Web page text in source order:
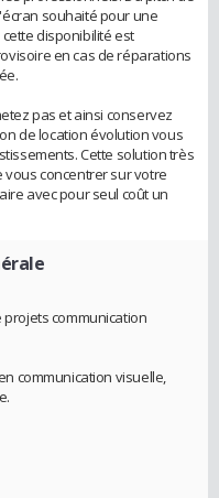
souhaité pour une
disponibilité est
en cas de réparations
pas et ainsi conservez
de location évolution vous
Cette solution très
concentrer sur votre
avec pour seul coût un
projets communication
communication visuelle,